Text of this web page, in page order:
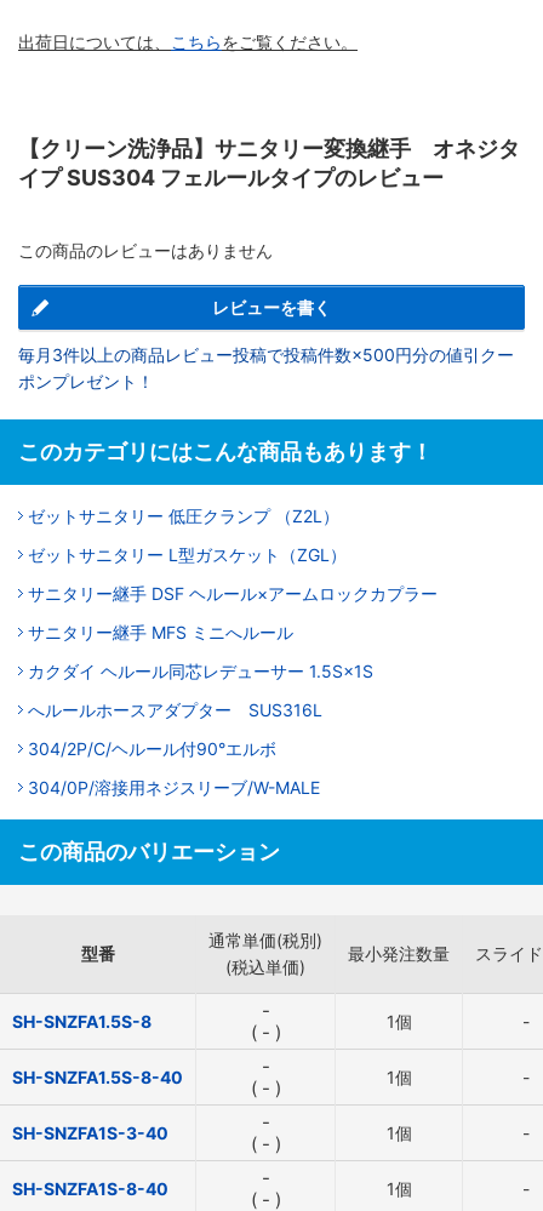
出荷日については、 こちらをご覧ください。
【クリーン洗浄品】サニタリー変換継手 オネジタ
イプ SUS304 フェルールタイプのレビュー
この商品のレビューはありません
レビューを書く
毎月3件以上の商品レビュー投稿で投稿件数×500円分の値引クー
ポンプレゼント！
このカテゴリにはこんな商品もあります！
ゼットサニタリー 低圧クランプ （Z2L）
ゼットサニタリー L型ガスケット（ZGL）
サニタリー継手 DSF ヘルール×アームロックカプラー
サニタリー継手 MFS ミニへルール
カクダイ ヘルール同芯レデューサー 1.5S×1S
へルールホースアダプター SUS316L
304/2P/C/ヘルール付90°エルボ
304/0P/溶接用ネジスリーブ/W-MALE
この商品のバリエーション
型番
通常単価(税別)
(税込単価)
最小発注数量 スライ
SH-SNZFA1.5S-8
-
( - ) 1個 -
SH-SNZFA1.5S-8-40
-
( - ) 1個 -
SH-SNZFA1S-3-40
-
( - ) 1個 -
SH-SNZFA1S-8-40
-
( - ) 1個 -